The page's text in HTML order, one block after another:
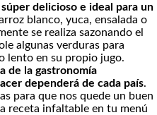
delicioso e ideal para un
blanco, yuca, ensalada o
se realiza sazonando el
algunas verduras para
lento en su propio jugo.
de la gastronomía
dependerá de cada país.
para que nos quede un buen
receta infaltable en tu menú